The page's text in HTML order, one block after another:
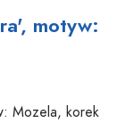
motyw: